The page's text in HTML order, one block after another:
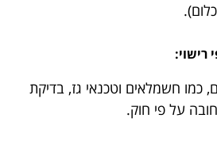
רישוי:
כמו חשמלאים וטכנאי גז, בדיקת
על פי חוק.